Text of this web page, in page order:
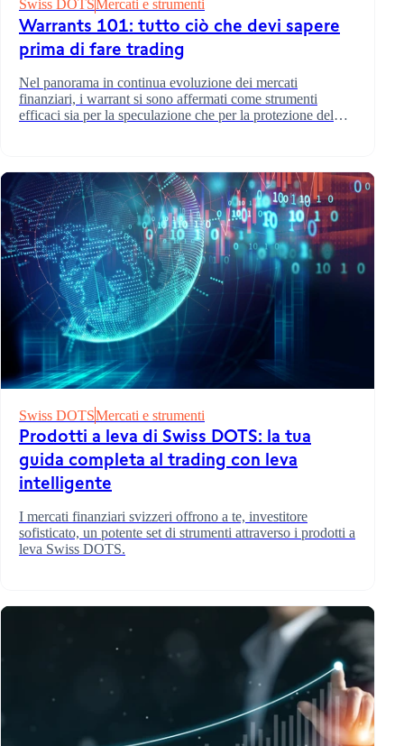
Swiss DOTSMercati e strumenti
Warrants 101: tutto ciò che devi sapere
prima di fare trading
Nel panorama in continua evoluzione dei mercati
finanziari, i warrant si sono affermati come strumenti
efficaci sia per la speculazione che per la protezione del
Swiss DOTSMercati e strumenti
Prodotti a leva di Swiss DOTS: la tua
guida completa al trading con leva
intelligente
I mercati finanziari svizzeri offrono a te, investitore
sofisticato, un potente set di strumenti attraverso i prodotti a
leva Swiss DOTS.